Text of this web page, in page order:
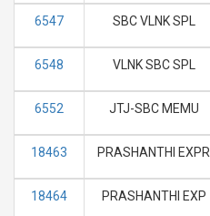
6547 SBC VLNK SPL
6548 VLNK SBC SPL
6552 JTJ-SBC MEMU
18463 PRASHANTHI EXPR
18464 PRASHANTHI EXP